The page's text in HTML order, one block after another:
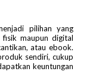
pilihan yang
maupun digital
atau ebook.
sendiri, cukup
keuntungan